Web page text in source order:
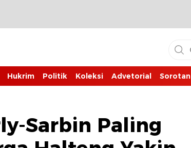
Hukrim Politik Koleksi Advetorial Sorotan
Sarbin Paling